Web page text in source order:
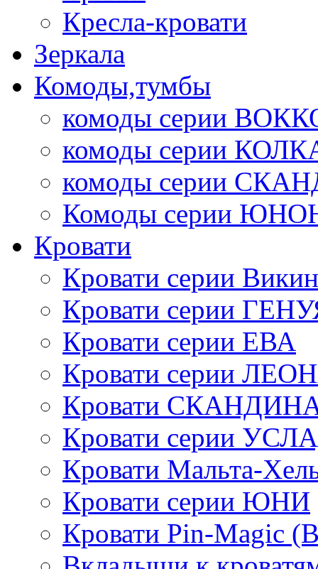
Кресла-кровати
Зеркала
Комоды,тумбы
комоды серии
комоды серии
комоды серии
Комоды серии
Кровати
Кровати серии
Кровати серии
Кровати серии ЕВА
Кровати серии
Кровати
Кровати серии
Кровати Мальта-
Кровати серии ЮНИ
Кровати Pin-Magic